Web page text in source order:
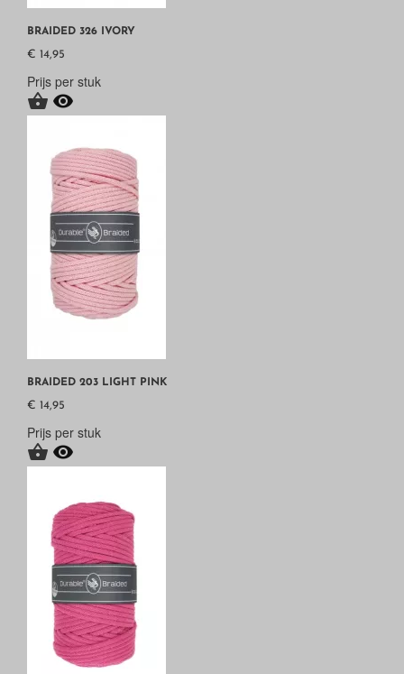
BRAIDED 326 IVORY
€ 14,95
Prijs per stuk
 
BRAIDED 203 LIGHT PINK
€ 14,95
Prijs per stuk
 